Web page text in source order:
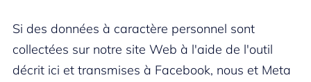
Si des données à caractère personnel sont
collectées sur notre site Web à l'aide de l'outil
décrit ici et transmises à Facebook, nous et Meta